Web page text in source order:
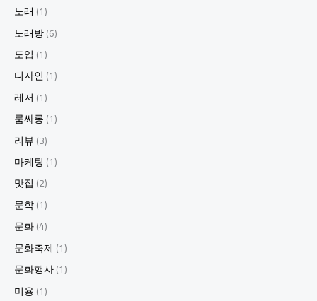
노래 (1)
노래방(6)
도입 (1)
디자인(1)
레저 (1)
룸싸롱(1)
리뷰(3)
마케팅 (1)
맛집 (2)
문학(1)
문화(4)
문화축제 (1)
문화행사(1)
미용(1)